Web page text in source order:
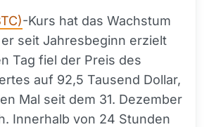
-Kurs hat das Wachstum
seit Jahresbeginn erzielt
Tag fiel der Preis des
auf 92,5 Tausend Dollar,
Mal seit dem 31. Dezember
Innerhalb von 24 Stunden